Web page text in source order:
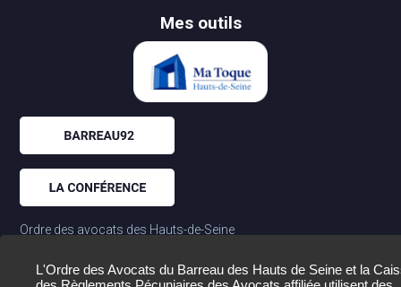
Mes outils
Ordre des avocats des Hauts-de-Seine
177-179 av. Frederic et Irene Joliot Curie
L'Ordre des Avocats du Barreau des Hauts de Seine et la